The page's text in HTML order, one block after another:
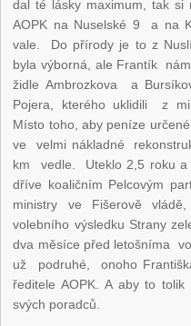
dal té lásky maximum, tak
AOPK na Nuselské 9 a na
vale. Do přírody je to z
byla výborná, ale Frantík
židle Ambrozkova a
Pojera, kterého uklidili z
Místo toho, aby peníze
ve velmi nákladné
km vedle. Uteklo 2,5 roku a
dříve koaličním Pelcovým
ministry ve Fišerově
volebního výsledku Strany
dva měsíce před letošníma
už podruhé, onoho
ředitele AOPK. A aby to
svých poradců.